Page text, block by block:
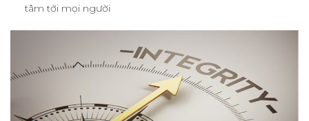
tâm tới mọi người